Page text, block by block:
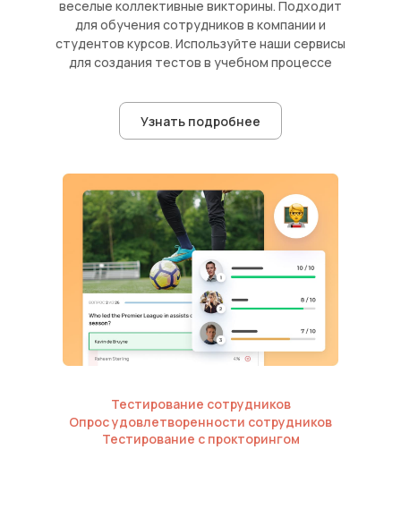
Тестирование сотрудников
Опрос удовлетворенности сотрудников
Тестирование с прокторингом
веселые коллективные викторины. Подходит
для обучения сотрудников в компании и
студентов курсов. Используйте наши сервисы
для создания тестов в учебном процессе
Узнать подробнее